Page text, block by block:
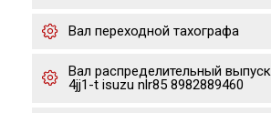
Вал переходной тахографа
Вал распределительный
4jj1-t isuzu nlr85 8982889460